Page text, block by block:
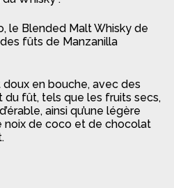
le Blended Malt Whisky de
fûts de Manzanilla
en bouche, avec des
du fût, tels que les fruits secs,
ainsi qu’une légère
noix de coco et de chocolat